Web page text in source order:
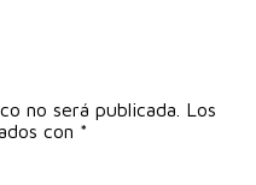
no será publicada. Los
con *